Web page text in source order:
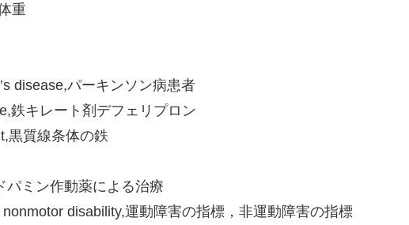
重
disease,パーキンソン病患者
鉄キレート剤デフェリプロン
黒質線条体の鉄
ミン作動薬による治療
disability,運動障害の指標，非運動障害の指標